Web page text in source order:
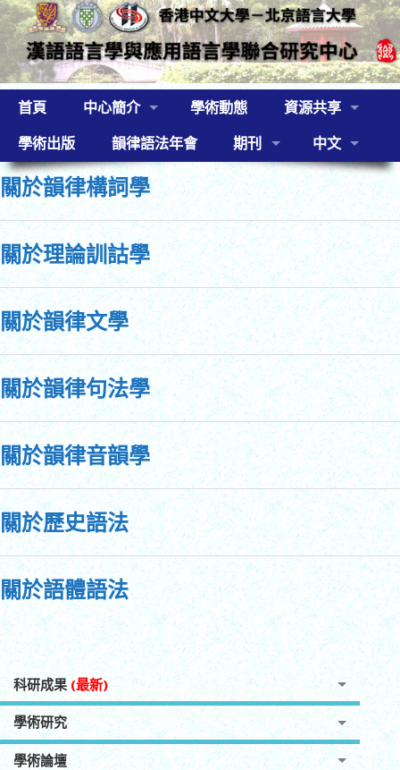
首頁 中心簡介 學術動態
資源共享
學術出版
韻律語法年會 期刊 中文
關於韻律構詞學
關於理論訓詁學
關於韻律文學
關於韻律句法學
關於韻律音韻學
關於歷史語法
關於語體語法
科研成果 (最新)
學術研究
學術論壇